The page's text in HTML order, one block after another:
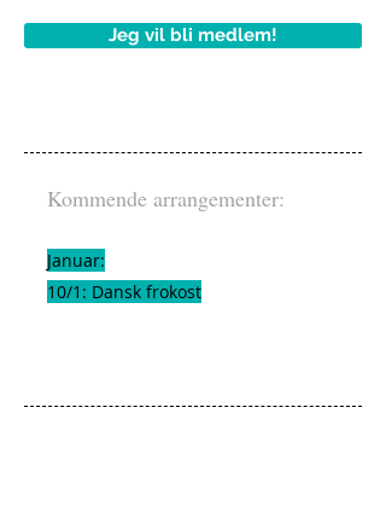
Jeg vil bli medlem!
Kommende arrangementer:
Januar:
10/1: Dansk frokost